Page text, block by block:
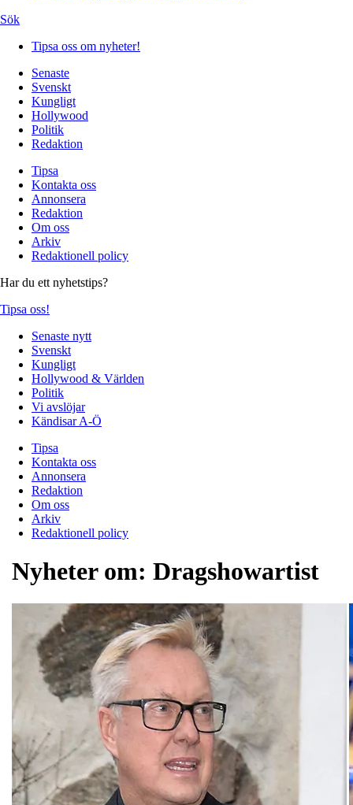
Sök
Tipsa oss om nyheter!
Senaste
Svenskt
Kungligt
Hollywood
Politik
Redaktion
Tipsa
Kontakta oss
Annonsera
Redaktion
Om oss
Arkiv
Redaktionell policy
Har du ett nyhetstips?
Tipsa oss!
Senaste nytt
Svenskt
Kungligt
Hollywood & Världen
Politik
Vi avslöjar
Kändisar A-Ö
Tipsa
Kontakta oss
Annonsera
Redaktion
Om oss
Arkiv
Redaktionell policy
Nyheter om: Dragshowartist